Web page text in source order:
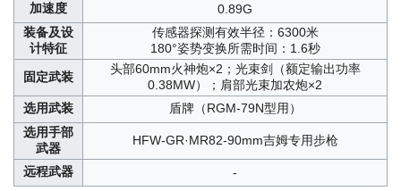
加速度
0.89G
装备及设
计特征
传感器探测有效半径：6300米
180°姿势变换所需时间：1.6秒
固定武装
头部60mm火神炮×2；光束剑（额定输出功率
0.38MW）；肩部光束加农炮×2
选用武装
盾牌（RGM-79N型用）
选用手部
武器
HFW-GR·MR82-90mm吉姆专用步枪
远程武器 -